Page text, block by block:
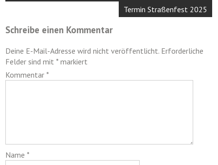
Termin Straßenfest 2025
Schreibe einen Kommentar
Deine E-Mail-Adresse wird nicht veröffentlicht. Erforderliche
Felder sind mit* markiert
Kommentar*
Name*